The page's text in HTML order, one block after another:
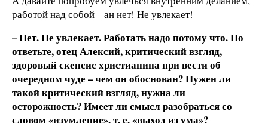
работой над собой – ан нет! Не увлекает!
– Нет. Не увлекает. Работать надо потому что. Но
ответьте, отец Алексий, критический взгляд,
здоровый скепсис христианина при вести об
очередном чуде – чем он обоснован? Нужен ли
такой критический взгляд, нужна ли
осторожность? Имеет ли смысл разобраться со
словом «изумление», т. е. «выход из ума»?